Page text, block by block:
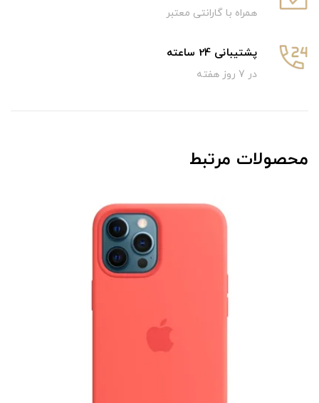
همراه با گارانتی معتبر
پشتیبانی 24 ساعته
در 7 روز هفته
محصولات مرتبط